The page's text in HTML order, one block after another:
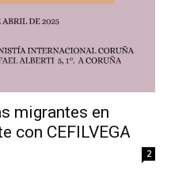
migrantes en
con CEFILVEGA
2